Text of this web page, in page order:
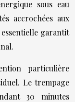
sous eau
accrochées aux
essentielle garantit
particulière
Le trempage
30 minutes